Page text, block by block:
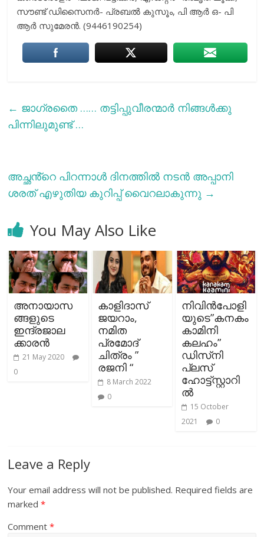
സൗണ്ട് ഡിസൈനര്‍- പ്രബല്‍ കുസൂം, പി ആര്‍ ഒ- പി
ആര്‍ സുമേരന്‍. (9446190254)
← ജാഗ്രതൈ …… തട്ടിപ്പുവീരന്മാർ നിങ്ങൾക്കു
പിന്നിലുമുണ്ട് …
അച്ഛൻ്റെ പിറന്നാൾ ദിനത്തിൽ നടൻ അപ്പാനി
ശരത് എഴുതിയ കുറിപ്പ് വൈറലാകുന്നു →
You May Also Like
അനായാസ
ങ്ങളുടെ
ഇന്ദ്രജാല
ക്കാരന്‍
21 May 2020
0
കാളിദാസ്
ജയറാം,
നമിത
പ്രമോദ്
ചിത്രം ”
രജനി “
8 March 2022
0
നിവിന്‍പോളി
യുടെ”കനകം
കാമിനി
കലഹം”
ഡിസ്‌നി
പ്ലസ്
ഹോട്ട്സ്റ്റാറി
ല്‍
15 October
2021
0
Leave a Reply
Your email address will not be published. Required fields are
marked*
Comment*